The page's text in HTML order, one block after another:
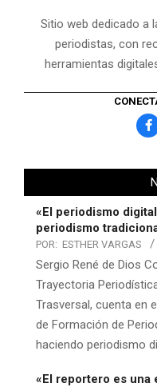
Sitio web dedicado a
periodistas, con
herramientas
«El periodismo
periodismo
POR: ESTHER VARGAS
Sergio René de Dios
Trayectoria
Trasversal, cuenta en
de Formación de
haciendo periodismo
«El reportero es una